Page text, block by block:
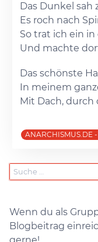
Das Dunkel sah
Es roch nach
So trat ich ein in
Und machte
Das schönste
In meinem
Mit Dach, durch
ANARCHISMUS.DE -
Wenn du als
Blogbeitrag